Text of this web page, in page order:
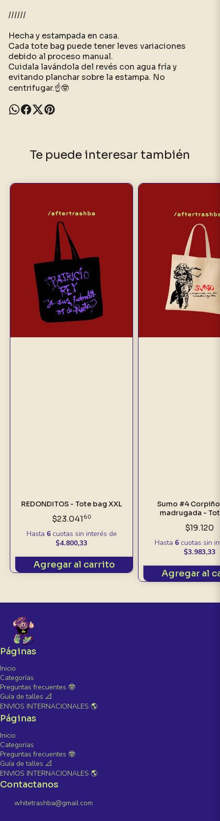
//////
Hecha y estampada en casa.
Cada tote bag puede tener leves variaciones
debido al proceso manual.
Cuidala lavándola del revés con agua fría y
evitando planchar sobre la estampa. No
centrifugar.☝️🤓
Te puede interesar también
REDONDITOS - Tote bag XXL
$23.041 60
Hasta 6cuotas sin interés de
$4.800,33
Agregar al carrito
Sumo #4
madrugada -
$19.120
Hasta 6cuotas sin
$3.983,33
Agregar al
Páginas
Inicio
Categorías
Preguntas frecuentes 🤓
Guía de talles 📐
ENVIOS INTERNACIONALES 🌎
Páginas
Inicio
Categorías
Preguntas frecuentes 🤓
Guía de talles 📐
ENVIOS INTERNACIONALES 🌎
Contactanos
whitetrashba@gmail.com